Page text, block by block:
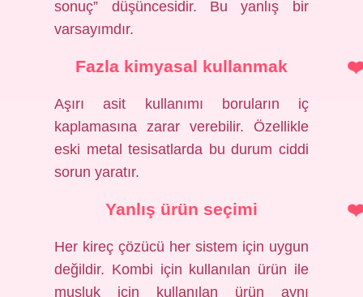
sonuç” düşüncesidir. Bu yanlış bir
varsayımdır.
Fazla kimyasal kullanmak
Aşırı asit kullanımı boruların iç
kaplamasına zarar verebilir. Özellikle
eski metal tesisatlarda bu durum ciddi
sorun yaratır.
Yanlış ürün seçimi
Her kireç çözücü her sistem için uygun
değildir. Kombi için kullanılan ürün ile
musluk için kullanılan ürün aynı